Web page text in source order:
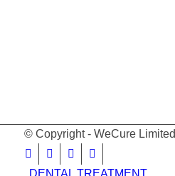
© Copyright - WeCure Limited
DENTAL TREATMENT